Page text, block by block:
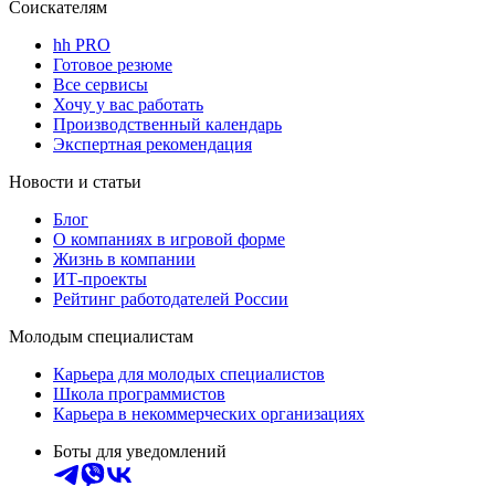
Соискателям
hh PRO
Готовое резюме
Все сервисы
Хочу у вас работать
Производственный календарь
Экспертная рекомендация
Новости и статьи
Блог
О компаниях в игровой форме
Жизнь в компании
ИТ-проекты
Рейтинг работодателей России
Молодым специалистам
Карьера для молодых специалистов
Школа программистов
Карьера в некоммерческих организациях
Боты для уведомлений